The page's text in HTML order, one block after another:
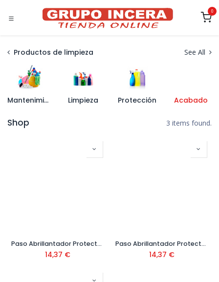
0
Productos de limpieza See All
Mantenimiento Limpieza Protección Acabado
Shop 3 items found.
Paso Abrillantador Protector Exterior 1 Litro Ref. 700113
14,37 €
Paso Abrillantador Protector Madera y Parquet 1 Litro Ref. 700312
14,37 €